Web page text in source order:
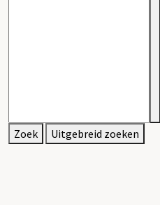
Zoek Uitgebreid zoeken